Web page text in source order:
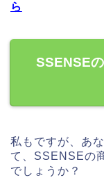
ら
SSENSE
私もですが、あ
て、SSENSEの
でしょうか？